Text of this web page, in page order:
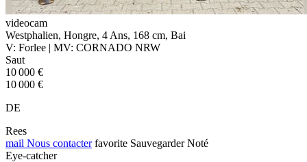
videocam
Westphalien, Hongre, 4 Ans, 168 cm, Bai
V: Forlee | MV: CORNADO NRW
Saut
10 000 €
10 000 €
DE
Rees
mail Nous contacter favorite Sauvegarder Noté
Eye-catcher